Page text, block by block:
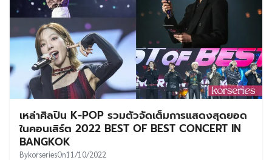
เหล่าศิลปิน K-POP รวมตัวจัดเต็มการแสดงสุดยอด
ในคอนเสิร์ต 2022 BEST OF BEST CONCERT IN
BANGKOK
BykorseriesOn11/10/2022